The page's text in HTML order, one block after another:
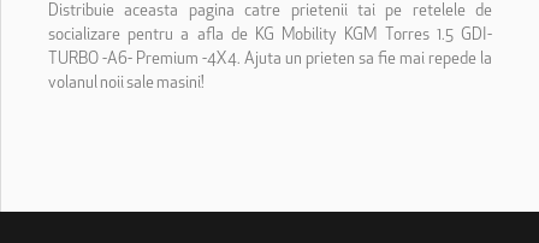
Distribuie aceasta pagina catre prietenii tai pe retelele de
socializare pentru a afla de KG Mobility KGM Torres 1.5 GDI-
TURBO -A6- Premium -4X4. Ajuta un prieten sa fie mai repede la
volanul noii sale masini!